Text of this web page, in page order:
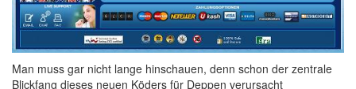
Man muss gar nicht lange hinschauen, denn schon der zentrale
Blickfang dieses neuen Köders für Deppen verursacht